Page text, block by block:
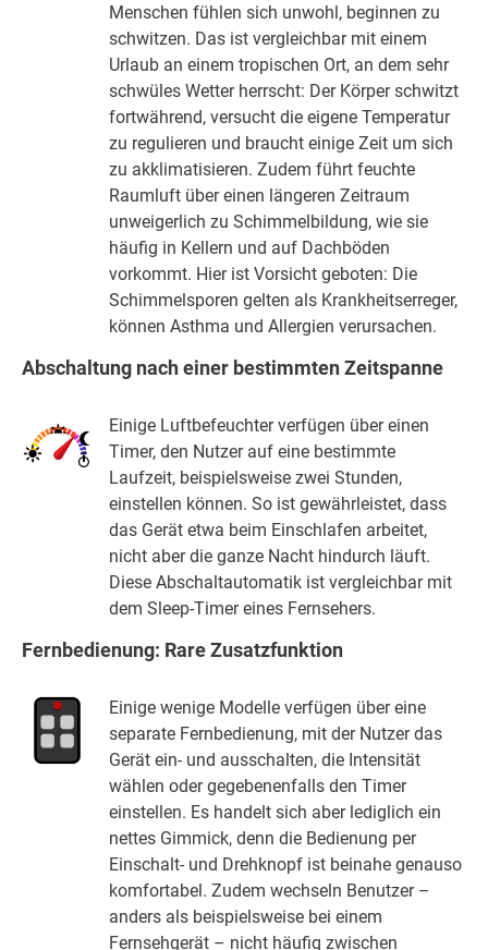
Menschen fühlen sich unwohl, beginnen zu
schwitzen. Das ist vergleichbar mit einem
Urlaub an einem tropischen Ort, an dem sehr
schwüles Wetter herrscht: Der Körper schwitzt
fortwährend, versucht die eigene Temperatur
zu regulieren und braucht einige Zeit um sich
zu akklimatisieren. Zudem führt feuchte
Raumluft über einen längeren Zeitraum
unweigerlich zu Schimmelbildung, wie sie
häufig in Kellern und auf Dachböden
vorkommt. Hier ist Vorsicht geboten: Die
Schimmelsporen gelten als Krankheitserreger,
können Asthma und Allergien verursachen.
Abschaltung nach einer bestimmten Zeitspanne
Einige Luftbefeuchter verfügen über einen
Timer, den Nutzer auf eine bestimmte
Laufzeit, beispielsweise zwei Stunden,
einstellen können. So ist gewährleistet, dass
das Gerät etwa beim Einschlafen arbeitet,
nicht aber die ganze Nacht hindurch läuft.
Diese Abschaltautomatik ist vergleichbar mit
dem Sleep-Timer eines Fernsehers.
Fernbedienung: Rare Zusatzfunktion
Einige wenige Modelle verfügen über eine
separate Fernbedienung, mit der Nutzer das
Gerät ein- und ausschalten, die Intensität
wählen oder gegebenenfalls den Timer
einstellen. Es handelt sich aber lediglich ein
nettes Gimmick, denn die Bedienung per
Einschalt- und Drehknopf ist beinahe genauso
komfortabel. Zudem wechseln Benutzer –
anders als beispielsweise bei einem
Fernsehgerät – nicht häufig zwischen